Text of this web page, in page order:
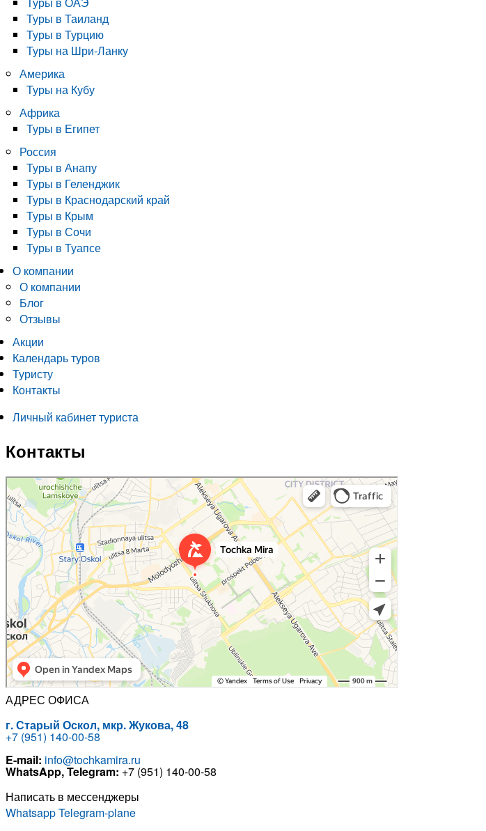
Туры в Таиланд
Туры в Турцию
Туры на Шри-Ланку
Америка
Туры на Кубу
Африка
Туры в Египет
Россия
Туры в Анапу
Туры в Геленджик
Туры в Краснодарский край
Туры в Крым
Туры в Сочи
Туры в Туапсе
О компании
О компании
Блог
Отзывы
Акции
Календарь туров
Туристу
Контакты
Личный кабинет туриста
Контакты
Точка Мира
Турагентство в Старом Осколе
Экскурсии в Старом Осколе
АДРЕС ОФИСА
г. Старый Оскол, мкр. Жукова, 48
+7 (951) 140-00-58
E-mail: info@tochkamira.ru
WhatsApp, Telegram: +7 (951) 140-00-58
Написать в мессенджеры
WhatsappTelegram-plane